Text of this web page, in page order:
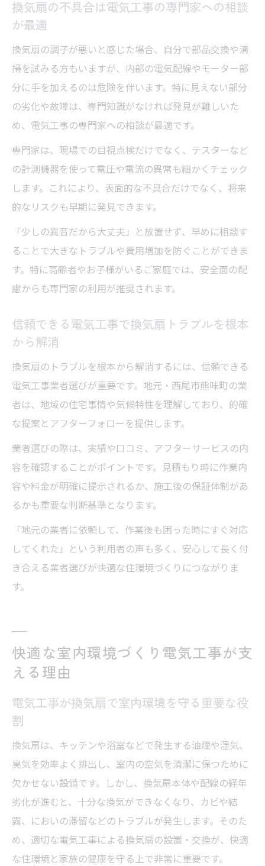
電気工事現場でよくある換気扇交換の落と
し穴
換気扇交換で電気工事士が意識する作業手
順
換気扇の不具合は電気工事の専門家への相談
が最適
換気扇の調子が悪いと感じた場合、自分で部品交換や清
掃を試みる方もいますが、内部の電気配線やモーター部
分に手を加えるのは危険を伴います。特に見えない部分
の劣化や故障は、専門知識がなければ発見が難しいた
め、電気工事の専門家への相談が最適です。
専門家は、現場での目視点検だけでなく、テスターなど
の計測機器を使って電圧や電流の異常も細かくチェック
します。これにより、表面的な不具合だけでなく、将来
的なリスクも早期に発見できます。
「少しの異音だから大丈夫」と放置せず、早めに相談す
ることで大きなトラブルや費用増加を防ぐことができま
す。特に高齢者やお子様がいるご家庭では、安全面の配
慮からも専門家の利用が推奨されます。
信頼できる電気工事で換気扇トラブルを根本
から解消
換気扇のトラブルを根本から解消するには、信頼できる
電気工事業者選びが重要です。地元・西尾市熊味町の業
者は、地域の住宅事情や気候特性を理解しており、的確
な提案とアフターフォローを提供します。
業者選びの際は、実績や口コミ、アフターサービスの内
容を確認することがポイントです。見積もり時に作業内
容や料金が明確に提示されるか、施工後の保証体制があ
るかも重要な判断基準となります。
「地元の業者に依頼して、作業後も困った時にすぐ対応
してくれた」という利用者の声も多く、安心して長く付
き合える業者選びが快適な住環境づくりにつながりま
す。
快適な室内環境づくり電気工事が支
える理由
電気工事が換気扇で室内環境を守る重要な役
割
換気扇は、キッチンや浴室などで発生する油煙や湿気、
臭気を効率よく排出し、室内の空気を清潔に保つために
欠かせない設備です。しかし、換気扇本体や配線の経年
劣化が進むと、十分な換気ができなくなり、カビや結
露、においの滞留などのトラブルが発生します。そのた
め、適切な電気工事による換気扇の設置・交換が、快適
な住環境と家族の健康を守る上で非常に重要です。